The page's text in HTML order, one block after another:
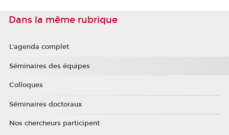
Dans la même rubrique
L'agenda complet
Séminaires des équipes
Colloques
Séminaires doctoraux
Nos chercheurs participent